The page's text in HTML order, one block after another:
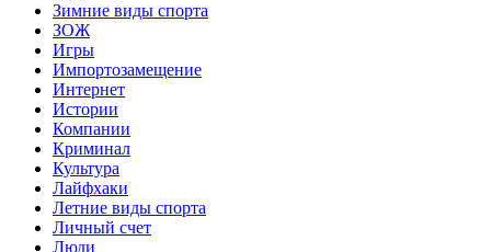
Зимние виды спорта
ЗОЖ
Игры
Импортозамещение
Интернет
Истории
Компании
Криминал
Культура
Лайфхаки
Летние виды спорта
Личный счет
Люди